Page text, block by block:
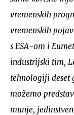
vremenskih
vremenskih
s ESA-om i
industrijski tim,
tehnologiji deset
možemo
munje,